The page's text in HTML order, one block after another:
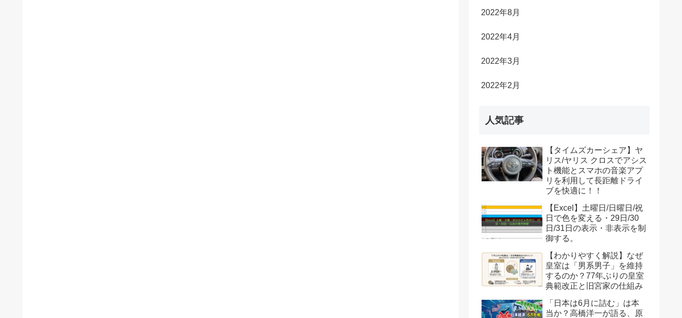
2022年8月
2022年4月
2022年3月
2022年2月
人気記事
【タイムズカーシェア】ヤ
リス/ヤリス クロスでアシス
ト機能とスマホの音楽アプ
リを利用して長距離ドライ
ブを快適に！！
【Excel】土曜日/日曜日/祝
日で色を変える・29日/30
日/31日の表示・非表示を制
御する。
【わかりやすく解説】なぜ
皇室は「男系男子」を維持
するのか？77年ぶりの皇室
典範改正と旧宮家の仕組み
「日本は6月に詰む」は本
当か？高橋洋一が語る、原